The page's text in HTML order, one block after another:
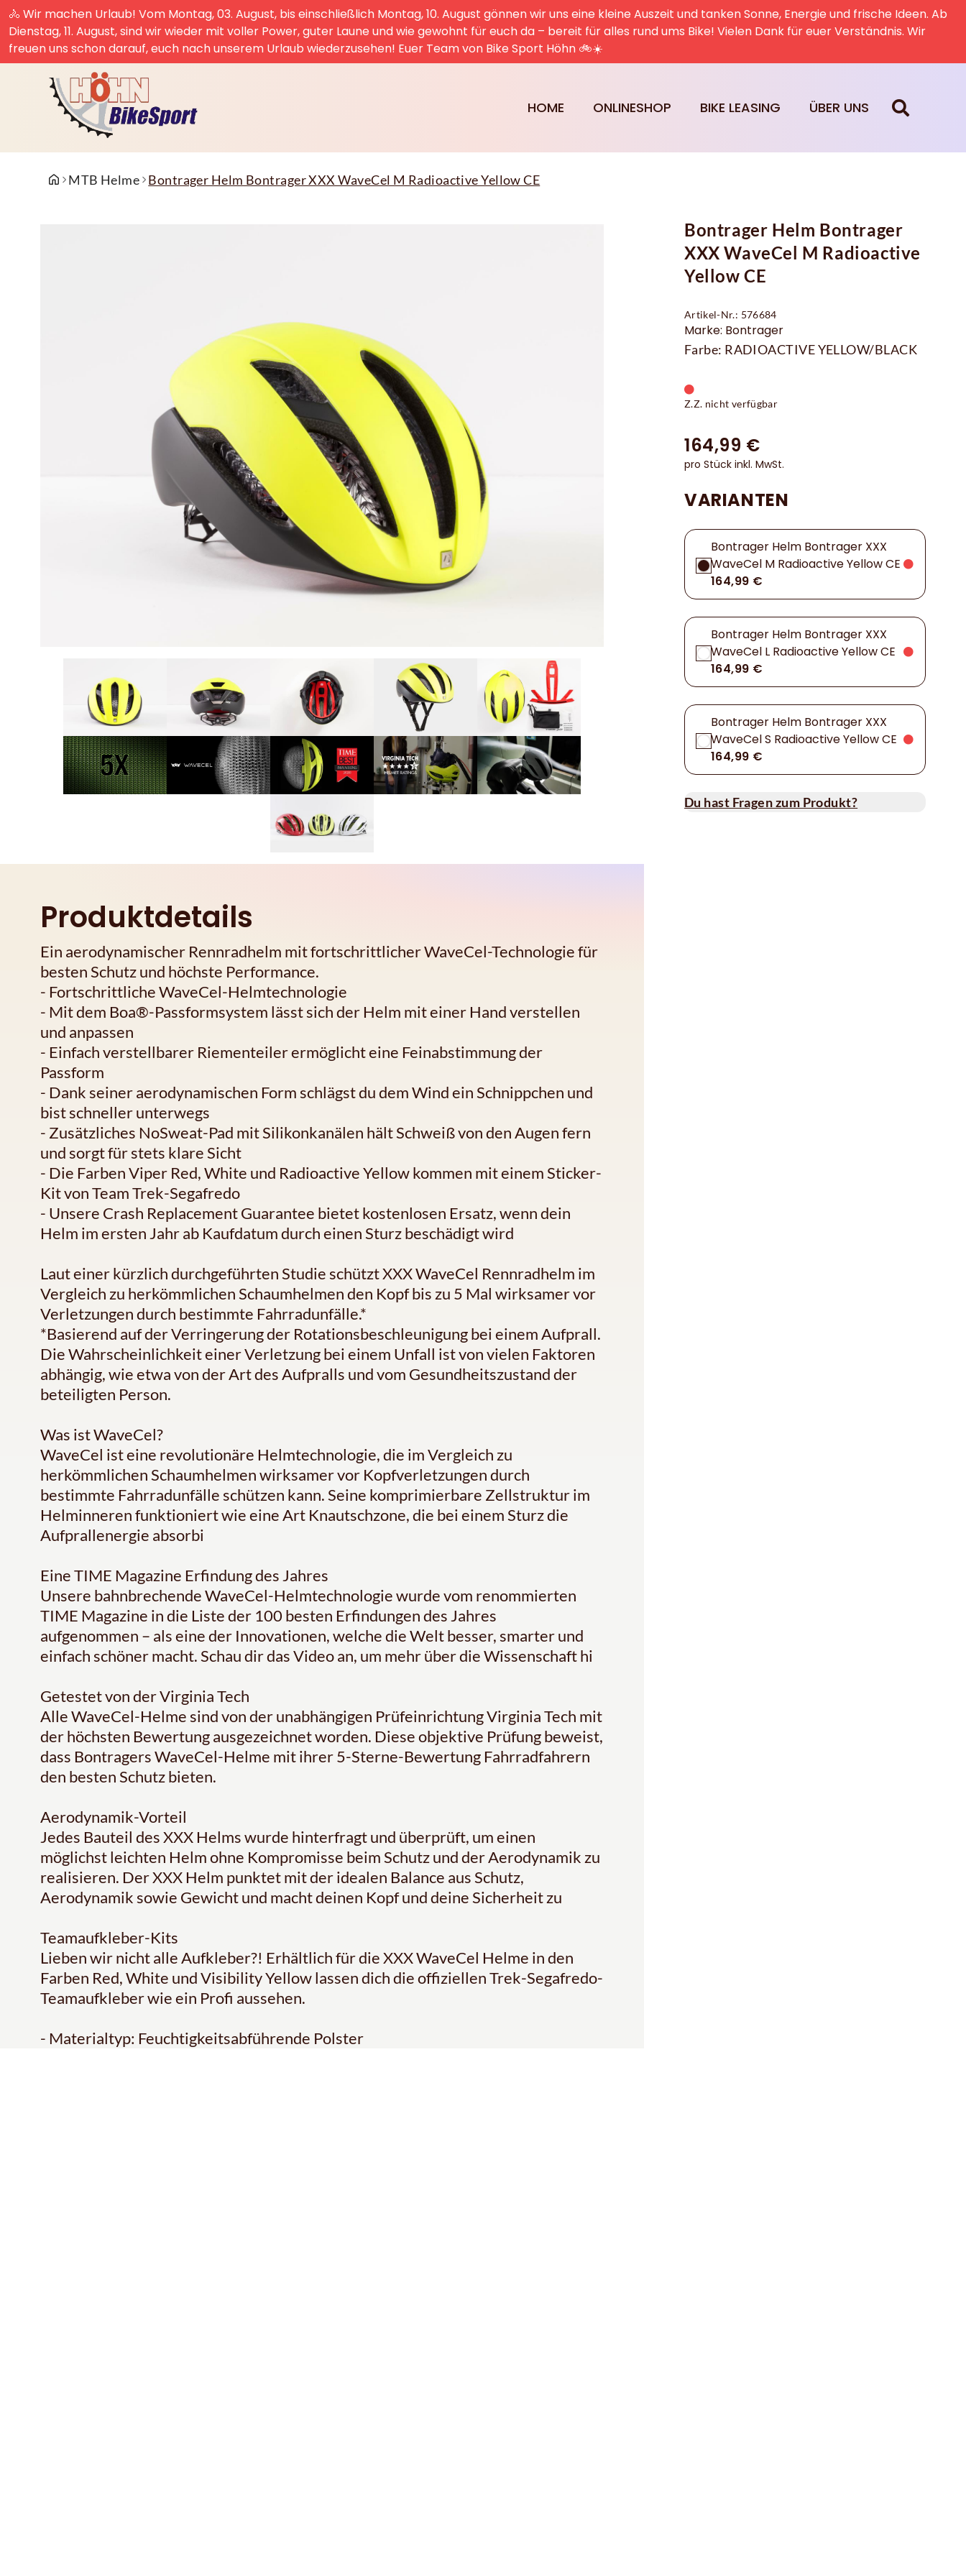
🚴 Wir machen Urlaub! Vom Montag, 03. August, bis einschließlich Montag, 10. August gönnen wir uns eine kleine Auszeit und tanken Sonne, Energie und frische Ideen. Ab
Dienstag, 11. August, sind wir wieder mit voller Power, guter Laune und wie gewohnt für euch da – bereit für alles rund ums Bike! Vielen Dank für euer Verständnis. Wir
freuen uns schon darauf, euch nach unserem Urlaub wiederzusehen! Euer Team von Bike Sport Höhn 🚲☀️
HOME ONLINESHOP BIKE LEASING ÜBER UNS
MTB Helme Bontrager Helm Bontrager XXX WaveCel M Radioactive Yellow CE
Produktdetails
Ein aerodynamischer Rennradhelm mit fortschrittlicher WaveCel-Technologie für
besten Schutz und höchste Performance.
- Fortschrittliche WaveCel-Helmtechnologie
- Mit dem Boa®-Passformsystem lässt sich der Helm mit einer Hand verstellen
und anpassen
- Einfach verstellbarer Riementeiler ermöglicht eine Feinabstimmung der
Passform
- Dank seiner aerodynamischen Form schlägst du dem Wind ein Schnippchen und
bist schneller unterwegs
- Zusätzliches NoSweat-Pad mit Silikonkanälen hält Schweiß von den Augen fern
und sorgt für stets klare Sicht
- Die Farben Viper Red, White und Radioactive Yellow kommen mit einem Sticker-
Kit von Team Trek-Segafredo
- Unsere Crash Replacement Guarantee bietet kostenlosen Ersatz, wenn dein
Helm im ersten Jahr ab Kaufdatum durch einen Sturz beschädigt wird
Laut einer kürzlich durchgeführten Studie schützt XXX WaveCel Rennradhelm im
Vergleich zu herkömmlichen Schaumhelmen den Kopf bis zu 5 Mal wirksamer vor
Verletzungen durch bestimmte Fahrradunfälle.*
*Basierend auf der Verringerung der Rotationsbeschleunigung bei einem Aufprall.
Die Wahrscheinlichkeit einer Verletzung bei einem Unfall ist von vielen Faktoren
abhängig, wie etwa von der Art des Aufpralls und vom Gesundheitszustand der
beteiligten Person.
Was ist WaveCel?
WaveCel ist eine revolutionäre Helmtechnologie, die im Vergleich zu
herkömmlichen Schaumhelmen wirksamer vor Kopfverletzungen durch
bestimmte Fahrradunfälle schützen kann. Seine komprimierbare Zellstruktur im
Helminneren funktioniert wie eine Art Knautschzone, die bei einem Sturz die
Aufprallenergie absorbi
Eine TIME Magazine Erfindung des Jahres
Unsere bahnbrechende WaveCel-Helmtechnologie wurde vom renommierten
TIME Magazine in die Liste der 100 besten Erfindungen des Jahres
aufgenommen – als eine der Innovationen, welche die Welt besser, smarter und
einfach schöner macht. Schau dir das Video an, um mehr über die Wissenschaft hi
Getestet von der Virginia Tech
Alle WaveCel-Helme sind von der unabhängigen Prüfeinrichtung Virginia Tech mit
der höchsten Bewertung ausgezeichnet worden. Diese objektive Prüfung beweist,
dass Bontragers WaveCel-Helme mit ihrer 5-Sterne-Bewertung Fahrradfahrern
den besten Schutz bieten.
Aerodynamik-Vorteil
Jedes Bauteil des XXX Helms wurde hinterfragt und überprüft, um einen
möglichst leichten Helm ohne Kompromisse beim Schutz und der Aerodynamik zu
realisieren. Der XXX Helm punktet mit der idealen Balance aus Schutz,
Aerodynamik sowie Gewicht und macht deinen Kopf und deine Sicherheit zu
Teamaufkleber-Kits
Lieben wir nicht alle Aufkleber?! Erhältlich für die XXX WaveCel Helme in den
Farben Red, White und Visibility Yellow lassen dich die offiziellen Trek-Segafredo-
Teamaufkleber wie ein Profi aussehen.
- Materialtyp: Feuchtigkeitsabführende Polster
Bontrager Helm Bontrager
XXX WaveCel M Radioactive
Yellow CE
Artikel-Nr.: 576684
Marke: Bontrager
Farbe: RADIOACTIVE YELLOW/BLACK
Z.Z. nicht verfügbar
164,99 €
pro Stück inkl. MwSt.
VARIANTEN
Bontrager Helm Bontrager XXX
WaveCel M Radioactive Yellow CE
164,99 €
Bontrager Helm Bontrager XXX
WaveCel L Radioactive Yellow CE
164,99 €
Bontrager Helm Bontrager XXX
WaveCel S Radioactive Yellow CE
164,99 €
Du hast Fragen zum Produkt?